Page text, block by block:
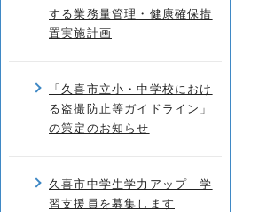
する業務量管理・健康確保措
置実施計画
「久喜市立小・中学校におけ
る盗撮防止等ガイドライン」
の策定のお知らせ
久喜市中学生学力アップ 学
習支援員を募集します